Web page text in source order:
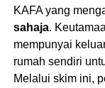
KAFA yang
sahaja.
mempunyai
rumah sendiri
Melalui skim ini,